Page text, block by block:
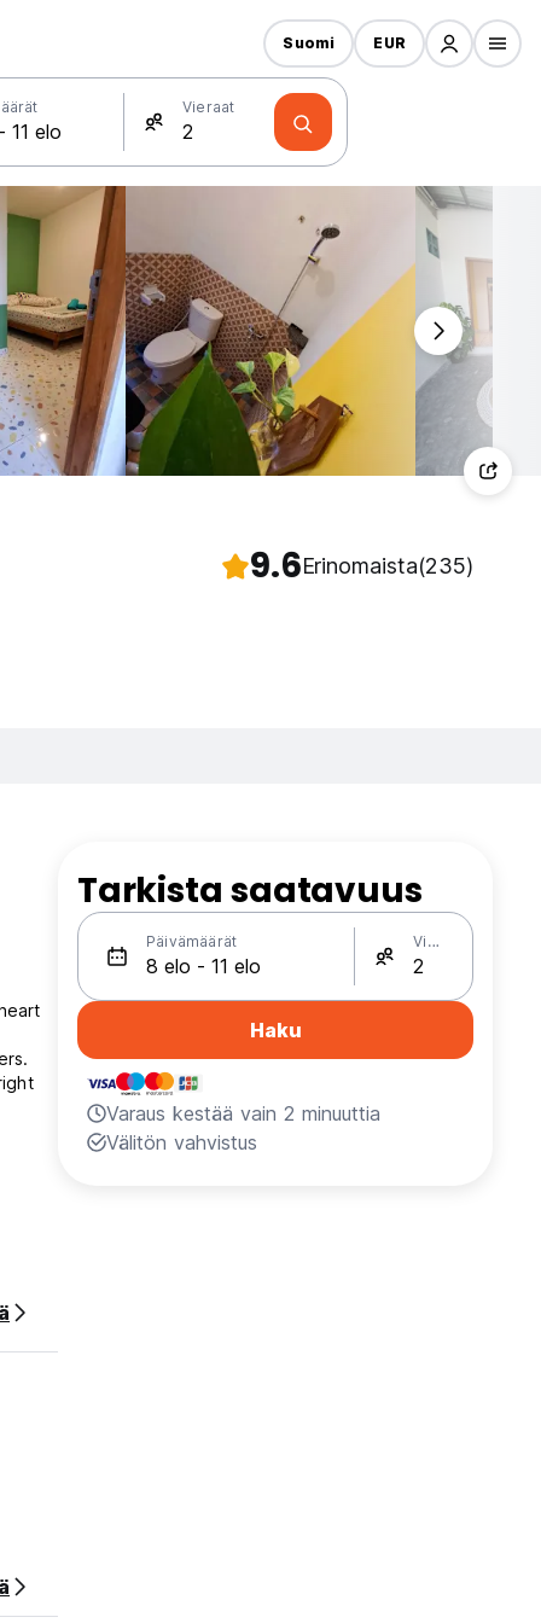
Vieraat
Suomi EUR
9.6Erinomaista(235)
Tarkista saatavuus
Päivämäärät Vieraat
Haku
Varaus kestää vain 2 minuuttia
Välitön vahvistus